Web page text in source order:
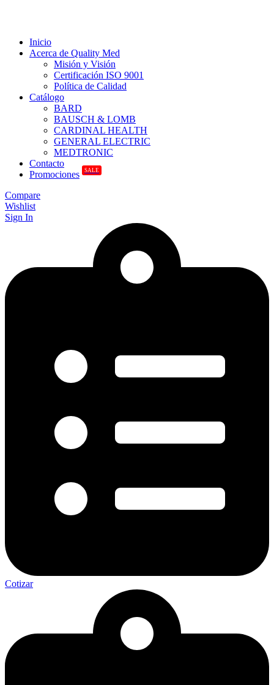
Inicio
Acerca de Quality Med
Misión y Visión
Certificación ISO 9001
Política de Calidad
Catálogo
BARD
BAUSCH & LOMB
CARDINAL HEALTH
GENERAL ELECTRIC
MEDTRONIC
Contacto
Promociones
SALE
Compare
Wishlist
Sign In
Cotizar